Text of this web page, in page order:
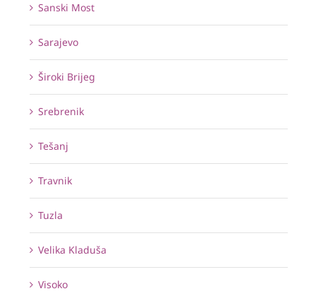
Sanski Most
Sarajevo
Široki Brijeg
Srebrenik
Tešanj
Travnik
Tuzla
Velika Kladuša
Visoko